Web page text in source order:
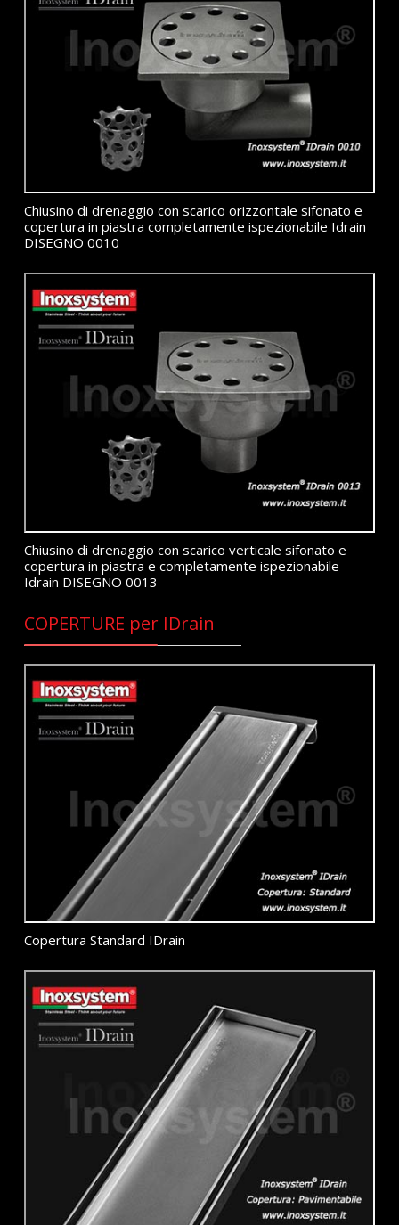
Chiusino di drenaggio con scarico orizzontale sifonato e
copertura in piastra completamente ispezionabile Idrain
DISEGNO 0010
Chiusino di drenaggio con scarico verticale sifonato e
copertura in piastra e completamente ispezionabile
Idrain DISEGNO 0013
COPERTURE per IDrain
Copertura Standard IDrain